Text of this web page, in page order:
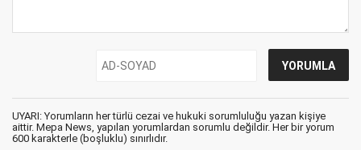
UYARI: Yorumların her türlü cezai ve hukuki sorumluluğu yazan kişiye
aittir. Mepa News, yapılan yorumlardan sorumlu değildir. Her bir yorum
600 karakterle (boşluklu) sınırlıdır.